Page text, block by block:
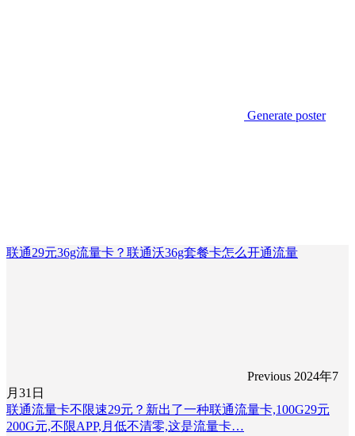
Generate poster
联通29元36g流量卡？联通沃36g套餐卡怎么开通流量
Previous 2024年7
月31日
联通流量卡不限速29元？新出了一种联通流量卡,100G29元
200G元,不限APP,月低不清零,这是流量卡…